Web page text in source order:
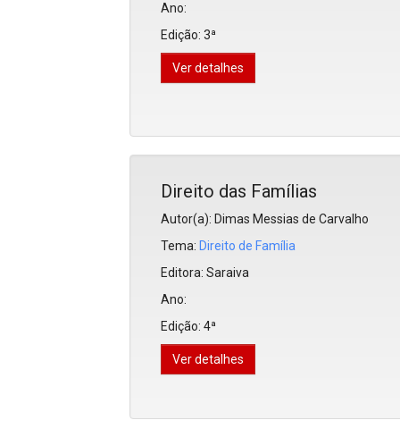
Ano:
Edição: 3ª
Ver detalhes
Direito das Famílias
Autor(a): Dimas Messias de Carvalho
Tema: Direito de Família
Editora: Saraiva
Ano:
Edição: 4ª
Ver detalhes